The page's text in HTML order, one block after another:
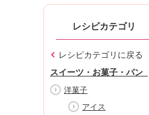
レシピカテゴリ
レシピカテゴリに戻る
スイーツ・お菓子・パン
洋菓子
アイス